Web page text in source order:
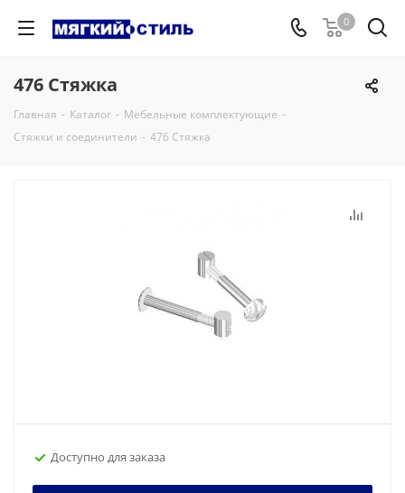
0
476 Стяжка
Главная - Каталог - Мебельные комплектующие -
Стяжки и соединители - 476 Стяжка
Доступно для заказа